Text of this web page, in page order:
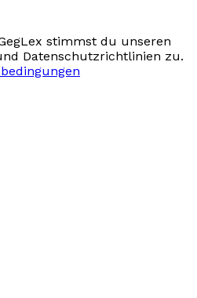
stimmst du unseren
Datenschutzrichtlinien zu.